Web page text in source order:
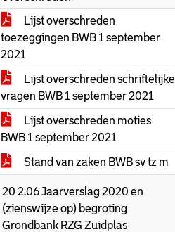
Lijst overschreden
toezeggingen BWB 1 september
2021
Lijst overschreden schriftelijke
vragen BWB 1 september 2021
Lijst overschreden moties
BWB 1 september 2021
Stand van zaken BWB sv tz m
20 2.06 Jaarverslag 2020 en
(zienswijze op) begroting
Grondbank RZG Zuidplas